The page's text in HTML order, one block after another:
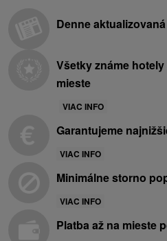
Denne
Všetky známe
mieste
VIAC INFO
Garantujeme
VIAC INFO
Minimálne storno
VIAC INFO
Platba až na mieste